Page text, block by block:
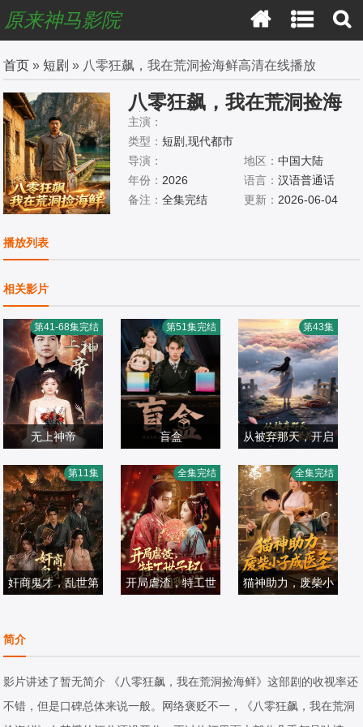
原来神马影院
首页 »短剧 » 八零狂飙，我在荒洞捡海鲜高清在线播放
八零狂飙，我在荒洞捡海
鲜
主演：
类型：短剧,现代都市
导演：
地区： 中国大陆
年份： 2026 语言： 汉语普通话
备注：全集完结 更新： 2026-06-04
播放列表
相关影片
无上神帝
短剧
2024/中国大陆
第41-68集完结
盲盒
短剧
2025/中国大陆
第51集完结
从被弃那天，开启
短剧
2026/中国大陆
第43集
奸商鬼才，乱世第
短剧
2026/中国大陆
第11集
开局虐渣，特工世
2025/中国大陆
全集完结
猫神助力，废柴小
2026/中国大陆
全集完结
简介
影片讲述了暂无简介 《八零狂飙，我在荒洞捡海鲜》这部剧的收视率还
不错，但是口碑总体来说一般。网络褒贬不一，《八零狂飙，我在荒洞